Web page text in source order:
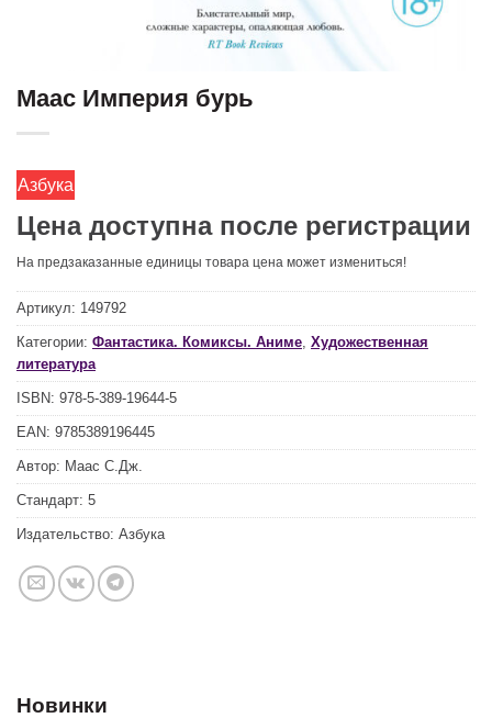
Маас Империя бурь
Азбука
Цена доступна после регистрации
На предзаказанные единицы товара цена может измениться!
Артикул: 149792
Категории: Фантастика. Комиксы. Аниме Художественная
литература
ISBN: 978-5-389-19644-5
EAN: 9785389196445
Автор: Маас С.Дж.
Стандарт: 5
Издательство: Азбука
Новинки